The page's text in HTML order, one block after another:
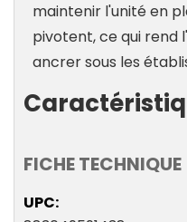
maintenir l'unité en
pivotent, ce qui rend
ancrer sous les
FICHE TECHNIQUE
UPC